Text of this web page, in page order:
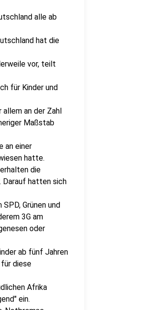
alle ab
hat die
vor, teilt
für Kinder und
an der Zahl
Maßstab
an einer
hatte.
die
Darauf hatten sich
Grünen und
3G am
oder
ab fünf Jahren
diese
Afrika
ein.